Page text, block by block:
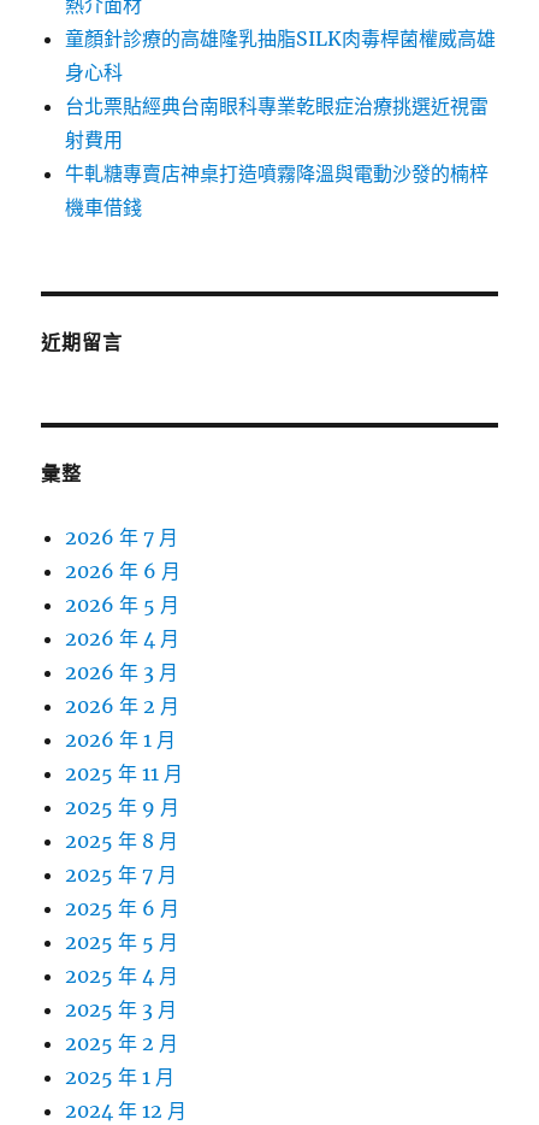
熱介面材
童顏針診療的高雄隆乳抽脂SILK肉毒桿菌權威高雄
身心科
台北票貼經典台南眼科專業乾眼症治療挑選近視雷
射費用
牛軋糖專賣店神桌打造噴霧降溫與電動沙發的楠梓
機車借錢
近期留言
彙整
2026 年 7 月
2026 年 6 月
2026 年 5 月
2026 年 4 月
2026 年 3 月
2026 年 2 月
2026 年 1 月
2025 年 11 月
2025 年 9 月
2025 年 8 月
2025 年 7 月
2025 年 6 月
2025 年 5 月
2025 年 4 月
2025 年 3 月
2025 年 2 月
2025 年 1 月
2024 年 12 月